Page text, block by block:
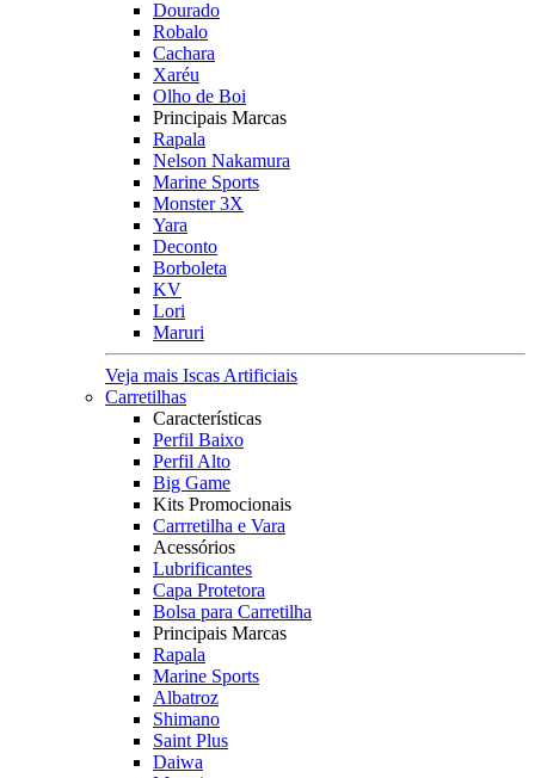
Dourado
Robalo
Cachara
Xaréu
Olho de Boi
Principais Marcas
Rapala
Nelson Nakamura
Marine Sports
Monster 3X
Yara
Deconto
Borboleta
KV
Lori
Maruri
Veja mais Iscas Artificiais
Carretilhas
Características
Perfil Baixo
Perfil Alto
Big Game
Kits Promocionais
Carrretilha e Vara
Acessórios
Lubrificantes
Capa Protetora
Bolsa para Carretilha
Principais Marcas
Rapala
Marine Sports
Albatroz
Shimano
Saint Plus
Daiwa